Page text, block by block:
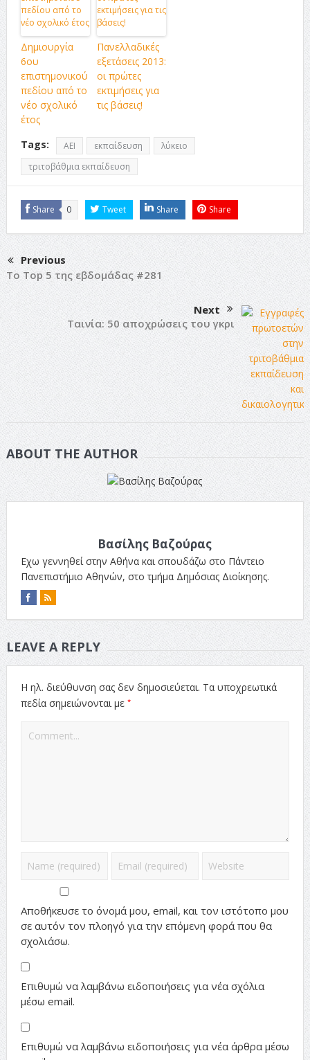
Δημιουργία
6ου
επιστημονικού
πεδίου από το
νέο σχολικό
έτος
Πανελλαδικές
εξετάσεις 2013:
οι πρώτες
εκτιμήσεις για
τις βάσεις!
Tags: ΑΕΙ εκπαίδευση
λύκειο
τριτοβάθμια εκπαίδευση
Share 0 Tweet Share Share
Previous
Το Top 5 της εβδομάδας #281
Next
Ταινία: 50 αποχρώσεις του γκρι
ABOUT THE AUTHOR
Βασίλης Βαζούρας
Εχω γεννηθεί στην Αθήνα και σπουδάζω στο Πάντειο
Πανεπιστήμιο Αθηνών, στο τμήμα Δημόσιας Διοίκησης.
LEAVE A REPLY
Η ηλ. διεύθυνση σας δεν δημοσιεύεται. Τα υποχρεωτικά
πεδία σημειώνονται με *
Αποθήκευσε το όνομά μου, email, και τον ιστότοπο μου
σε αυτόν τον πλοηγό για την επόμενη φορά που θα
σχολιάσω.
Επιθυμώ να λαμβάνω ειδοποιήσεις για νέα σχόλια
μέσω email.
Επιθυμώ να λαμβάνω ειδοποιήσεις για νέα άρθρα μέσω